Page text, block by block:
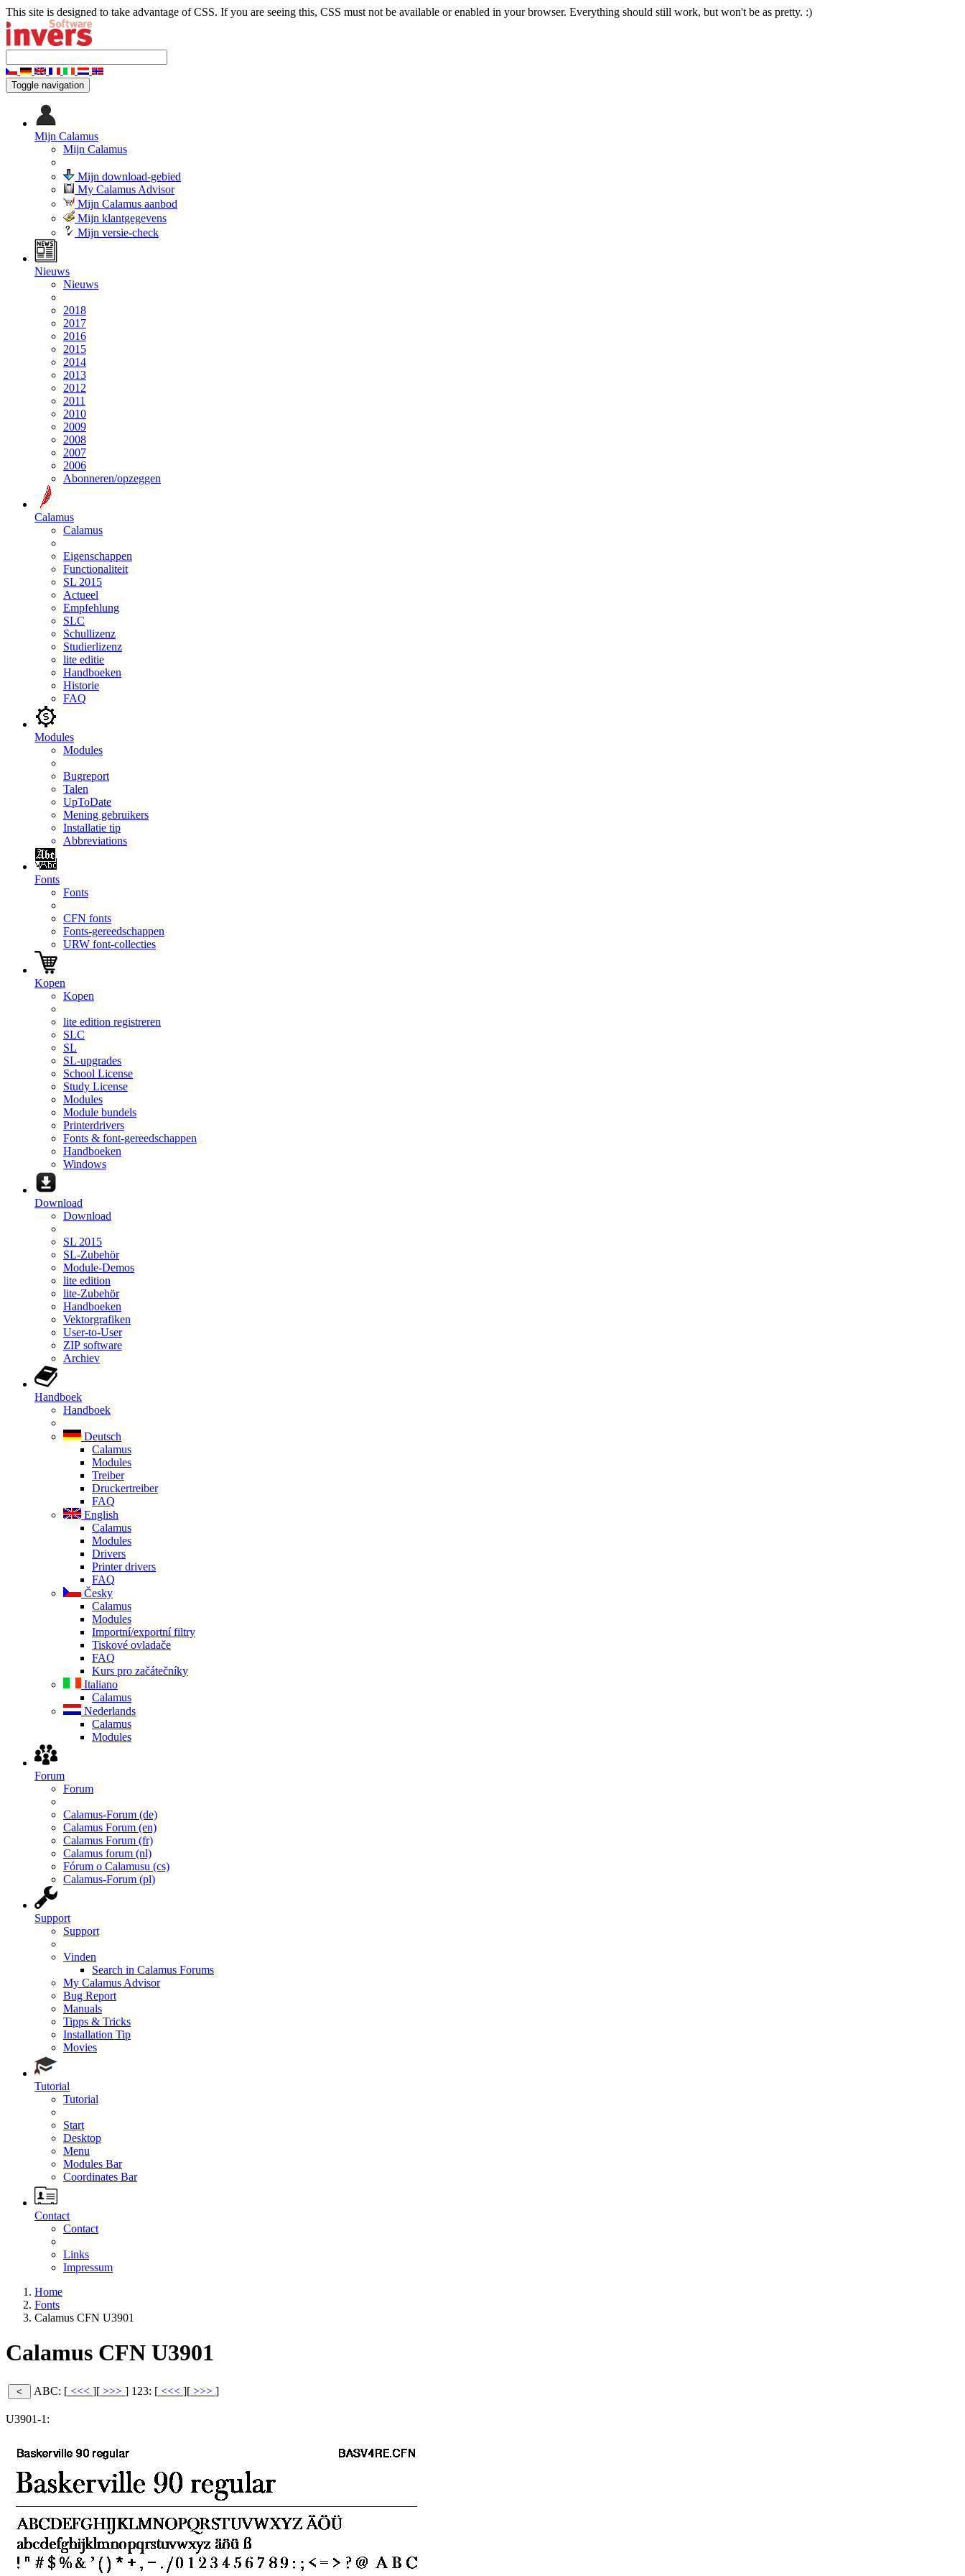
This site is designed to take advantage of CSS. If you are seeing this, CSS must not be available or enabled in your browser. Everything should still work, but won't be as pretty. :)
Toggle navigation
Mijn Calamus
Mijn Calamus
Mijn download-gebied
My Calamus Advisor
Mijn Calamus aanbod
Mijn klantgegevens
Mijn versie-check
Nieuws
Nieuws
2018
2017
2016
2015
2014
2013
2012
2011
2010
2009
2008
2007
2006
Abonneren/opzeggen
Calamus
Calamus
Eigenschappen
Functionaliteit
SL 2015
Actueel
Empfehlung
SLC
Schullizenz
Studierlizenz
lite editie
Handboeken
Historie
FAQ
Modules
Modules
Bugreport
Talen
UpToDate
Mening gebruikers
Installatie tip
Abbreviations
Fonts
Fonts
CFN fonts
Fonts-gereedschappen
URW font-collecties
Kopen
Kopen
lite edition registreren
SLC
SL
SL-upgrades
School License
Study License
Modules
Module bundels
Printerdrivers
Fonts & font-gereedschappen
Handboeken
Windows
Download
Download
SL 2015
SL-Zubehör
Module-Demos
lite edition
lite-Zubehör
Handboeken
Vektorgrafiken
User-to-User
ZIP software
Archiev
Handboek
Handboek
Deutsch
Calamus
Modules
Treiber
Druckertreiber
FAQ
English
Calamus
Modules
Drivers
Printer drivers
FAQ
Česky
Calamus
Modules
Importní/exportní filtry
Tiskové ovladače
FAQ
Kurs pro začátečníky
Italiano
Calamus
Nederlands
Calamus
Modules
Forum
Forum
Calamus-Forum (de)
Calamus Forum (en)
Calamus Forum (fr)
Calamus forum (nl)
Fórum o Calamusu (cs)
Calamus-Forum (pl)
Support
Support
Vinden
Search in Calamus Forums
My Calamus Advisor
Bug Report
Manuals
Tipps & Tricks
Installation Tip
Movies
Tutorial
Tutorial
Start
Desktop
Menu
Modules Bar
Coordinates Bar
Contact
Contact
Links
Impressum
Home
Fonts
Calamus CFN U3901
Calamus CFN U3901
ABC: [ <<< ][ >>> ] 123: [ <<< ][ >>> ]
U3901-1: